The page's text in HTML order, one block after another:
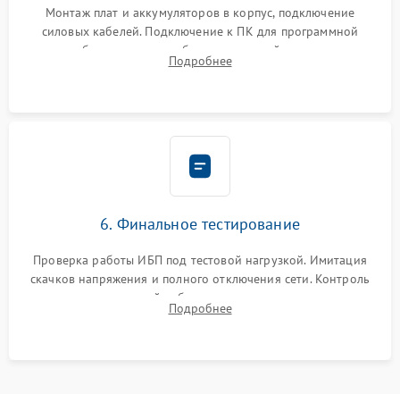
Монтаж плат и аккумуляторов в корпус, подключение
силовых кабелей. Подключение к ПК для программной
калибровки констант батареи, настройки порогов
срабатывания AVR и сброса счетчиков старения АКБ.
Подробнее
6. Финальное тестирование
Проверка работы ИБП под тестовой нагрузкой. Имитация
скачков напряжения и полного отключения сети. Контроль
времени автономной работы, температурного режима и
корректности формы выходного сигнала.
Подробнее